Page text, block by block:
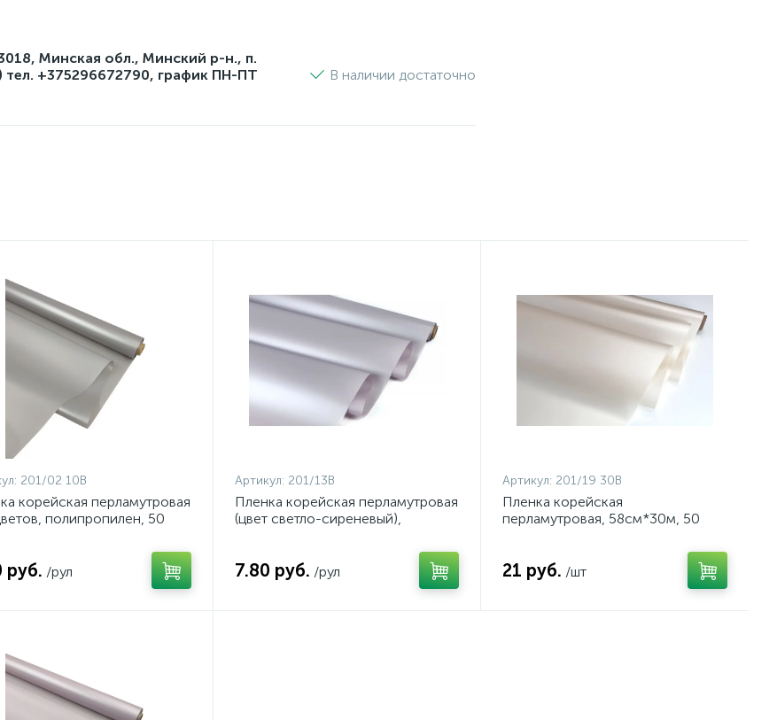
Минская обл., Минский р-н., п.
тел. +375296672790, график ПН-ПТ
В наличии достаточно
201/02 10В
корейская перламутровая
полипропилен, 50
руб. /рул
Артикул: 201/13В
Пленка корейская перламутровая
(цвет светло-сиреневый),
7.80 руб. /рул
Артикул: 201/19 30B
Пленка корейская
перламутровая, 58см*30м, 50
21 руб. /шт